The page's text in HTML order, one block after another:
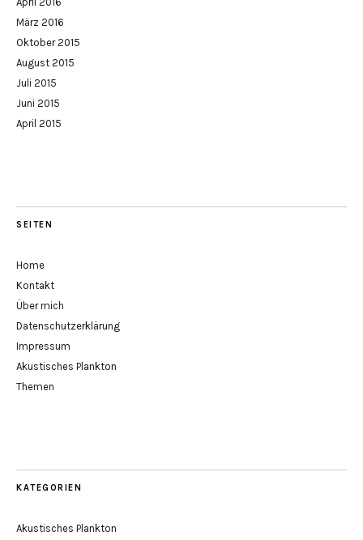
März 2016
Oktober 2015
August 2015
Juli 2015
Juni 2015
April 2015
SEITEN
Home
Kontakt
Über mich
Datenschutzerklärung
Impressum
Akustisches Plankton
Themen
KATEGORIEN
Akustisches Plankton